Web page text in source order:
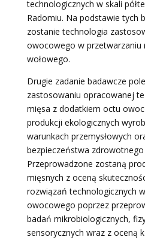
technologicznych w skali
Radomiu. Na podstawie tych
zostanie technologia
owocowego w przetwarzaniu
wołowego.
Drugie zadanie badawcze
zastosowaniu opracowanej
mięsa z dodatkiem octu
produkcji ekologicznych
warunkach przemysłowych
bezpieczeństwa
Przeprowadzone zostaną
mięsnych z oceną
rozwiązań technologicznych
owocowego poprzez
badań mikrobiologicznych,
sensorycznych wraz z oceną